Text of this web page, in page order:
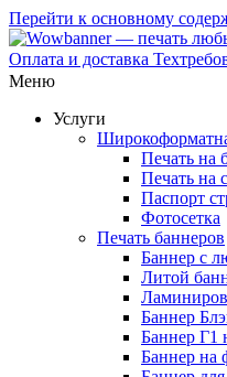
Перейти к основному
Оплата и доставка
Меню
Услуги
Печать на
Печать на
Паспорт
Фотосетка
Печать баннеров
Баннер с
Литой
Баннер
Баннер Г1
Баннер на